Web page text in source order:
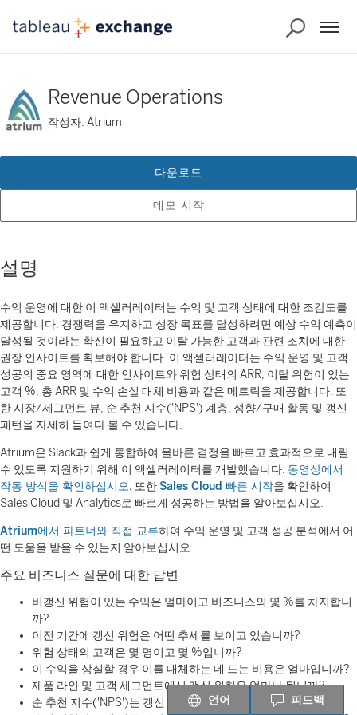
Revenue Operations
작성자: Atrium
데모 시작
다운로드
설명
수익 운영에 대한 이 액셀러레이터는 수익 및 고객 상태에 대한 조감도를
제공합니다. 경쟁력을 유지하고 성장 목표를 달성하려면 예상 수익 예측이
달성될 것이라는 확신이 필요하고 이탈 가능한 고객과 관련 조치에 대한
권장 인사이트를 확보해야 합니다. 이 액셀러레이터는 수익 운영 및 고객
성공의 중요 영역에 대한 인사이트와 위험 상태의 ARR, 이탈 위험이 있는
고객 %, 총 ARR 및 수익 손실 대체 비용과 같은 메트릭을 제공합니다. 또
한 시장/세그먼트 뷰, 순 추천 지수('NPS') 계층, 성향/구매 활동 및 갱신
패턴을 자세히 들여다 볼 수 있습니다.
Atrium은 Slack과 쉽게 통합하여 올바른 결정을 빠르고 효과적으로 내릴
수 있도록 지원하기 위해 이 액셀러레이터를 개발했습니다. 동영상에서
작동 방식을 확인하십시오. 또한Sales Cloud 빠른 시작을 확인하여
Sales Cloud 및 Analytics로 빠르게 성공하는 방법을 알아보십시오.
Atrium에서 파트너와 직접 교류하여 수익 운영 및 고객 성공 분석에서 어
떤 도움을 받을 수 있는지 알아보십시오.
주요 비즈니스 질문에 대한 답변
비갱신 위험이 있는 수익은 얼마이고 비즈니스의 몇 %를 차지합니
까?
이전 기간에 갱신 위험은 어떤 추세를 보이고 있습니까?
위험 상태의 고객은 몇 명이고 몇 %입니까?
이 수익을 상실할 경우 이를 대체하는 데 드는 비용은 얼마입니까?
제품 라인 및 고객 세그먼트에서 갱신 위험은 얼마나 됩니까?
순 추천 지수('NPS')는 갱신 위험과 어떻게 연관됩니까?
언어 피드백